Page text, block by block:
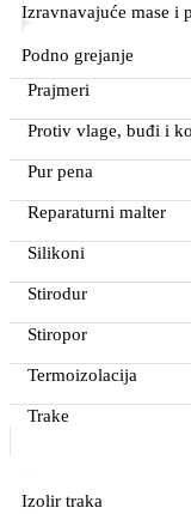
Izravnavajuće mase i
Podno grejanje
Prajmeri
Protiv vlage, buđi i
Pur pena
Reparaturni malter
Silikoni
Stirodur
Stiropor
Termoizolacija
Trake
Izolir traka